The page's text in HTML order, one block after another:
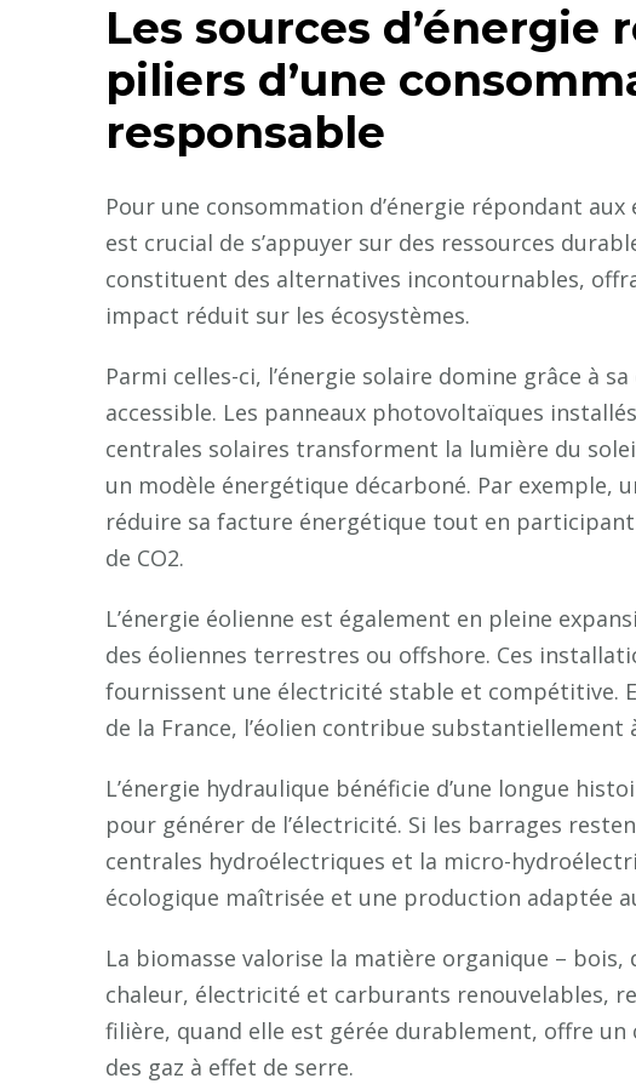
Les sources d’énergie
piliers d’une
responsable
Pour une consommation d’énergie répondant
est crucial de s’appuyer sur des ressources
constituent des alternatives incontournables,
impact réduit sur les écosystèmes.
Parmi celles-ci, l’énergie solaire domine grâce à
accessible. Les panneaux photovoltaïques
centrales solaires transforment la lumière du
un modèle énergétique décarboné. Par exemple,
réduire sa facture énergétique tout en
de CO2.
L’énergie éolienne est également en pleine
des éoliennes terrestres ou offshore. Ces
fournissent une électricité stable et compétitive.
de la France, l’éolien contribue substantiellement
L’énergie hydraulique bénéficie d’une longue
pour générer de l’électricité. Si les barrages
centrales hydroélectriques et la micro-
écologique maîtrisée et une production adaptée
La biomasse valorise la matière organique –
chaleur, électricité et carburants renouvelables,
filière, quand elle est gérée durablement, offre
des gaz à effet de serre.